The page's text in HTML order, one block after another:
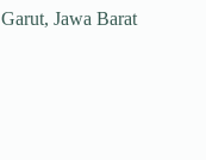
Garut, Jawa Barat